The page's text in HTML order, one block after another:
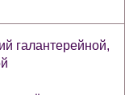
галантерейной,